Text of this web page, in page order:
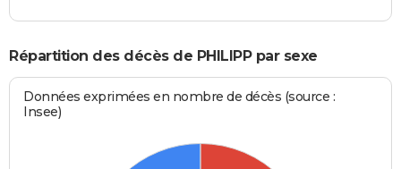
Répartition des décès de PHILIPP par sexe
Données exprimées en nombre de décès (source :
Insee)